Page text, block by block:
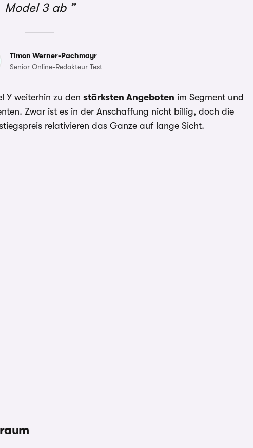
Model 3 ab
Timon Werner-Pachmayr
Senior Online-Redakteur Test
Y weiterhin zu den stärksten Angeboten im Segment und
Zwar ist es in der Anschaffung nicht billig, doch die
relativieren das Ganze auf lange Sicht.